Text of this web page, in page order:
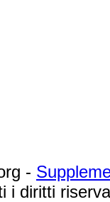
-
i diritti